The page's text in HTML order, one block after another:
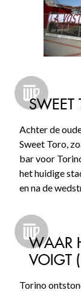
SWEET
Achter de
Sweet Toro,
bar voor
het huidige
en na de
WAAR
VOIGT
Torino